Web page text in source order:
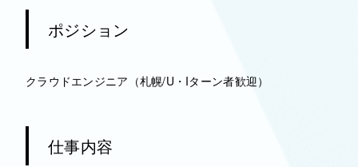
ポジション
クラウドエンジニア（札幌/U・Iターン者歓迎）
仕事内容